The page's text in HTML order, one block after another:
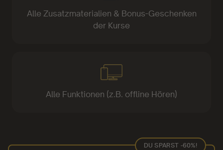
Alle Zusatzmaterialien & Bonus-Geschenken
der Kurse
Alle Funktionen (z.B. offline Hören)
DU SPARST -60%!